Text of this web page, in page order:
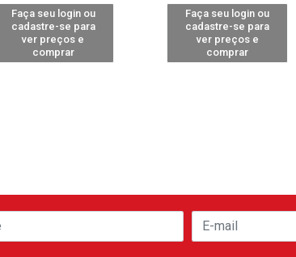
Faça seu login ou
cadastre-se para
ver preços e
comprar
Faça seu login ou
cadastre-se para
ver preços e
comprar